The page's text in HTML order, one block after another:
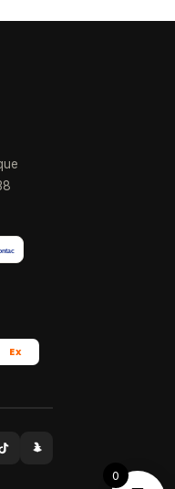
Ex
0